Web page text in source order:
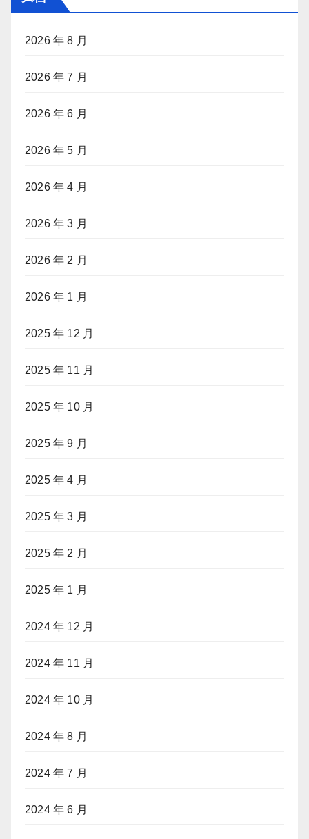
2026 年 8 月
2026 年 7 月
2026 年 6 月
2026 年 5 月
2026 年 4 月
2026 年 3 月
2026 年 2 月
2026 年 1 月
2025 年 12 月
2025 年 11 月
2025 年 10 月
2025 年 9 月
2025 年 4 月
2025 年 3 月
2025 年 2 月
2025 年 1 月
2024 年 12 月
2024 年 11 月
2024 年 10 月
2024 年 8 月
2024 年 7 月
2024 年 6 月